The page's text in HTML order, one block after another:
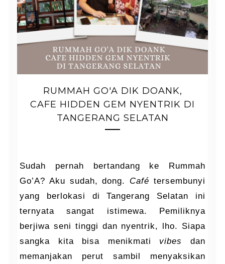
RUMMAH GO'A DIK DOANK,
CAFE HIDDEN GEM NYENTRIK DI
TANGERANG SELATAN
Sudah pernah bertandang ke Rummah
Go’A? Aku sudah, dong. Café tersembunyi
yang berlokasi di Tangerang Selatan ini
ternyata sangat istimewa. Pemiliknya
berjiwa seni tinggi dan nyentrik, lho. Siapa
sangka kita bisa menikmati vibes
dan
memanjakan perut sambil menyaksikan